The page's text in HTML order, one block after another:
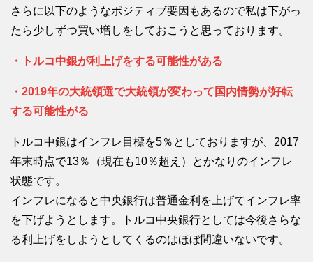
さらに以下のようなポジティブ要因もあるので私は下がっ
たら少しずつ買い増しをしておこうと思っております。
・トルコ中銀が利上げをする可能性がある
・2019年の大統領選で大統領が変わって国内情勢が好転
する可能性がる
トルコ中銀はインフレ目標を5％としておりますが、2017
年末時点で13％（現在も10％超え）とかなりのインフレ
状態です。
インフレになると中央銀行は普通金利を上げてインフレ率
を下げようとします。トルコ中央銀行としては今後さらな
る利上げをしようとしてくるのはほぼ間違いないです。